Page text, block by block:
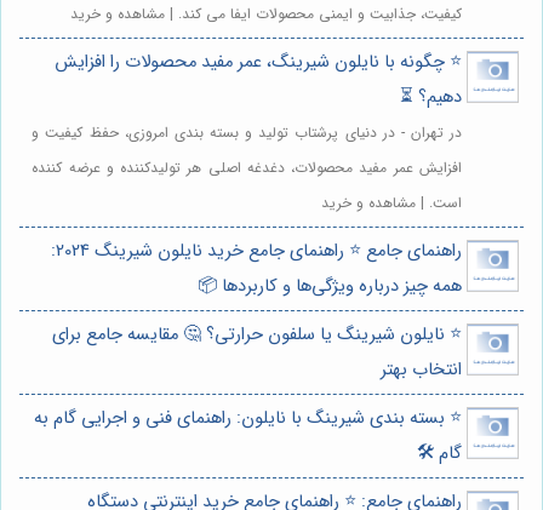
کیفیت، جذابیت و ایمنی محصولات ایفا می کند. | مشاهده و خرید
⭐️ چگونه با نایلون شیرینگ، عمر مفید محصولات را افزایش
دهیم؟ ⏳
در تهران - در دنیای پرشتاب تولید و بسته بندی امروزی، حفظ کیفیت و
افزایش عمر مفید محصولات، دغدغه اصلی هر تولیدکننده و عرضه کننده
است. | مشاهده و خرید
راهنمای جامع ⭐️ راهنمای جامع خرید نایلون شیرینگ 2024:
همه چیز درباره ویژگی‌ها و کاربردها 📦
⭐️ نایلون شیرینگ یا سلفون حرارتی؟ 🤔 مقایسه جامع برای
انتخاب بهتر
⭐️ بسته بندی شیرینگ با نایلون: راهنمای فنی و اجرایی گام به
گام 🛠️
راهنمای جامع: ⭐️ راهنمای جامع خرید اینترنتی دستگاه